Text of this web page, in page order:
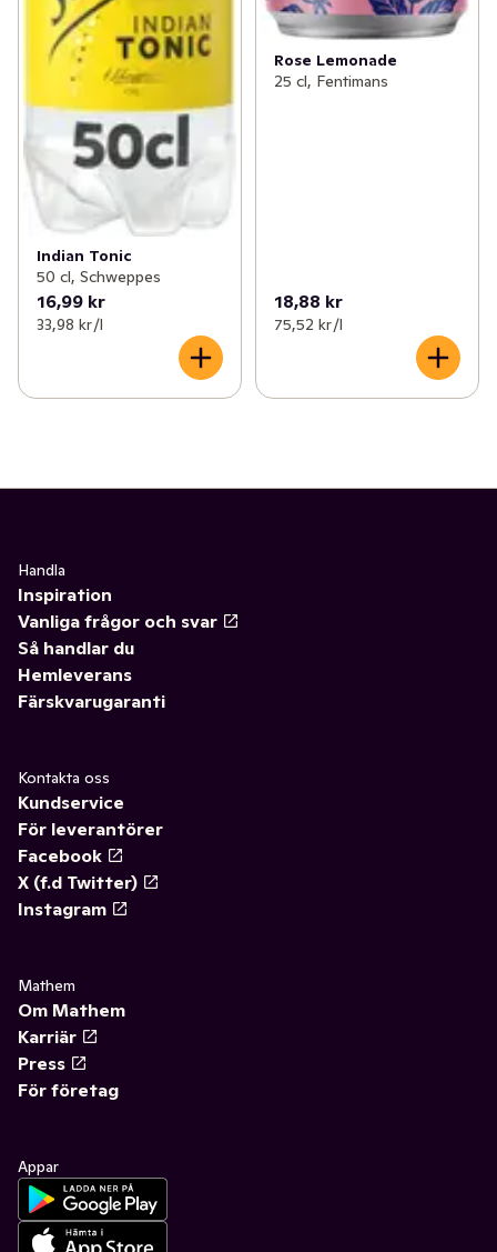
Indian Tonic
50 cl, Schweppes
16,99 kr
33,98 kr /l
Rose Lemonade
25 cl, Fentimans
18,88 kr
75,52 kr /l
Handla
Inspiration
Vanliga frågor och svar
Så handlar du
Hemleverans
Färskvarugaranti
Kontakta oss
Kundservice
För leverantörer
Facebook
X (f.d Twitter)
Instagram
Mathem
Om Mathem
Karriär
Press
För företag
Appar